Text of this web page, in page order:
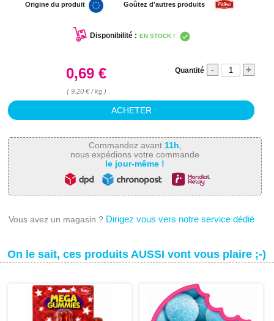
Origine du produit Goûtez d'autres produits
Disponibilité : EN STOCK !
0,69 €
( 9.20 € / kg )
Quantité - +
Commandez avant 11h
nous expédions votre commande
le jour-même !
Vous avez un magasin ? Dirigez vous vers notre service dédié
On le sait, ces produits AUSSI vont vous plaire ;-)